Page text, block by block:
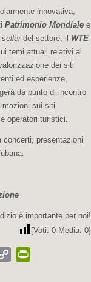
innovativa;
Patrimonio Mondiale e
sellerdel settore, il WTE
temi attuali relativi al
dei siti
ed esperienze,
da punto di incontro
sui siti
operatori turistici.
presentazioni
è importante per noi!
[Voti: 0 Media: 0]